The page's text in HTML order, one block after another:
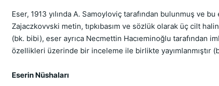
Eser, 1913 yılında A. Samoyloviç tarafından bulunmuş ve
Zajaczkovvski metin, tıpkıbasım ve sözlük olarak üç cilt
(bk. bibi), eser ayrıca Necmettin Hacıeminoğlu tarafından
özellikleri üzerinde bir inceleme ile birlikte yayımlanmıştır
Eserin Nüshaları